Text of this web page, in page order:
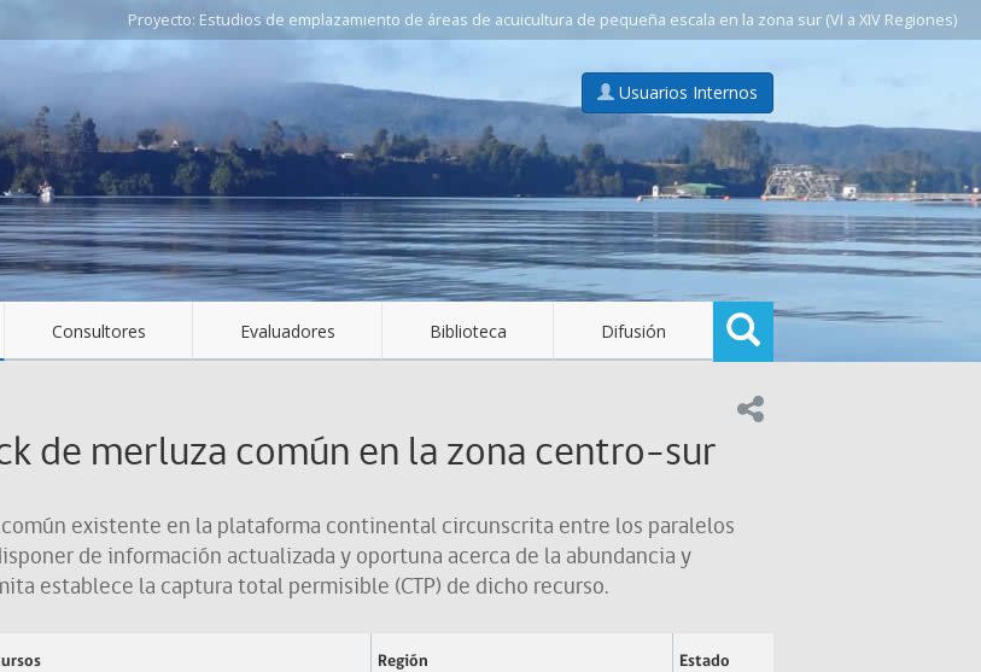
Estudios de emplazamiento de áreas de acuicultura de pequeña escala en la zona sur (VI a XIV Regiones)
Usuarios Internos
Buscar
Consultores Evaluadores Biblioteca Difusión
Compartir en:
de merluza común en la zona centro-sur
existente en la plataforma continental circunscrita entre los paralelos
de información actualizada y oportuna acerca de la abundancia y
establece la captura total permisible (CTP) de dicho recurso.
Región Estado